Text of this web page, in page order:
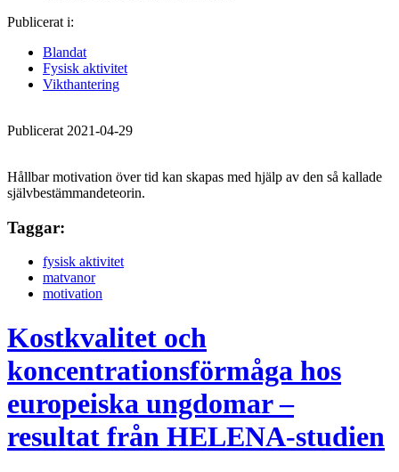
Publicerat i:
Blandat
Fysisk aktivitet
Vikthantering
Publicerat 2021-04-29
Hållbar motivation över tid kan skapas med hjälp av den så kallade
självbestämmandeteorin.
Taggar:
fysisk aktivitet
matvanor
motivation
Kostkvalitet och
koncentrationsförmåga hos
europeiska ungdomar –
resultat från HELENA-studien